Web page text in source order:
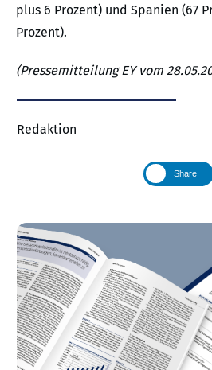
plus 6 Prozent) und Spanien (67
Prozent).
(Pressemitteilung EY vom
Redaktion
Share